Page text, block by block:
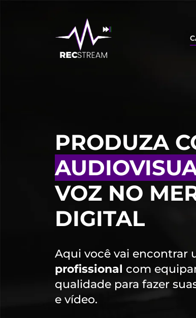
PRODUZA
VOZ NO
DIGITAL
Aqui você vai encontrar
profissional com
qualidade para fazer
e vídeo.